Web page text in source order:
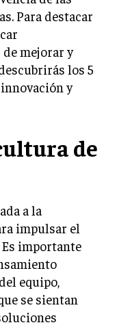
WEB SEO
Para destacar
mejorar y
los 5
y
de
a la
impulsar el
importante
equipo,
se sientan